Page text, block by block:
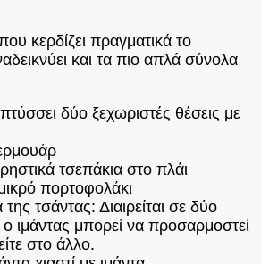
κερδίζει πραγματικά το
και τα πιο απλά σύνολα
δύο ξεχωριστές θέσεις με
τσεπάκια στο πλάι
πορτοφολάκι
της τσάντας: Διαιρείται σε δύο
ο ιμάντας μπορεί να προσαρμοστεί
στο άλλο.